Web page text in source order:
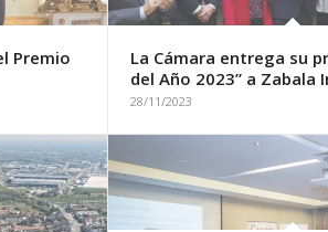
Premio
La Cámara entrega su
del Año 2023” a Zabala
28/11/2023